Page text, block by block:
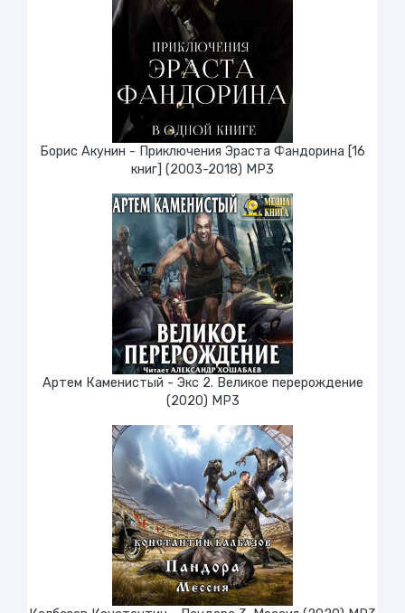
Борис Акунин - Приключения Эраста Фандорина [16
книг] (2003-2018) МР3
Артем Каменистый - Экс 2. Великое перерождение
(2020) МР3